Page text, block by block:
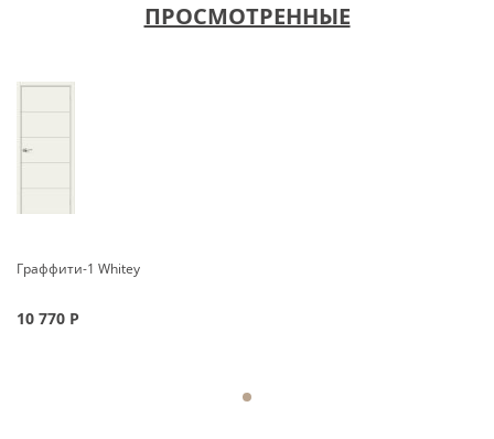
ПРОСМОТРЕННЫЕ
Граффити-1 Whitey
10 770 Р